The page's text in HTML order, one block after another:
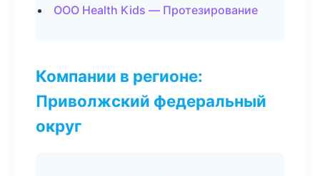
ООО Health Kids — Протезирование
Компании в регионе:
Приволжский федеральный
округ